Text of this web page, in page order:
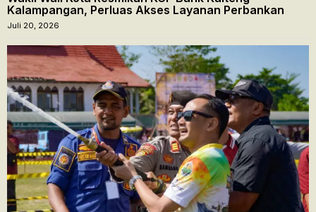
Kalampangan, Perluas Akses Layanan Perbankan
Juli 20, 2026